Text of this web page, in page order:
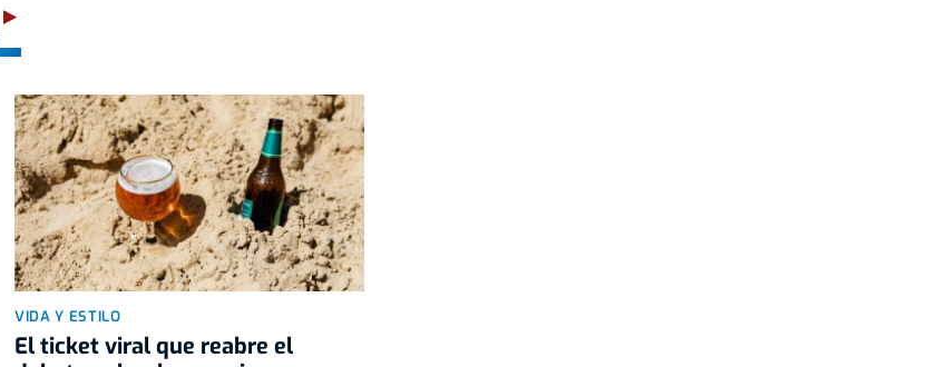
VIDA Y ESTILO
El ticket viral que reabre el